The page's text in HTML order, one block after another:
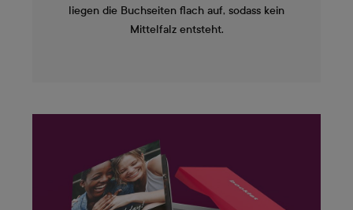
liegen die Buchseiten flach auf, sodass kein
Mittelfalz entsteht.